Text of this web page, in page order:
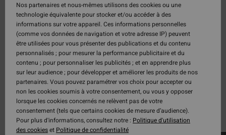
Nos athlètes hommes
Team Billabong : des athlètes pros, unis par le
même engagement sur tous les terrains. Suivez
nos athlètes hommes, revivez leurs meilleures
sessions et découvrez l’équipement technique qui
les accompagne dans les conditions les plus
exigeantes.
Surf
Découvrir les 42 athlètes
Nos partenaires et nous-mêmes utilisons des cookies ou une
technologie équivalente pour stocker et/ou accéder à des
informations sur votre appareil. Ces informations personnelles
(comme vos données de navigation et votre adresse IP) peuvent
être utilisées pour vous présenter des publications et du contenu
personnalisés ; pour mesurer la performance publicitaire et du
contenu ; pour personnaliser les publicités ; et en apprendre plus
sur leur audience ; pour développer et améliorer les produits de nos
partenaires. Vous pouvez paramétrer vos choix pour accepter ou
non les cookies soumis à votre consentement, ou vous y opposer
lorsque les cookies concernés ne relèvent pas de votre
consentement (tels que certains cookies de mesure d’audience).
Pour plus d'informations, consultez notre : Politique d'utilisation
des cookieset Politique de confidentialité